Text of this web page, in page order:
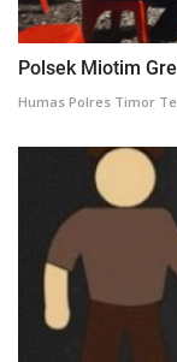
Polsek Miotim
Humas Polres Timor